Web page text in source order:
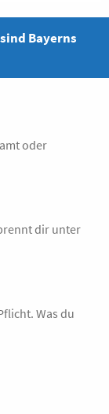
Bayerns
oder
dir unter
Was du